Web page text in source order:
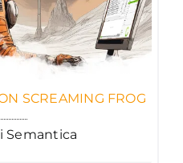
SCREAMING FROG
Semantica